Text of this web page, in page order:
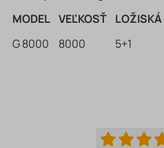
MODEL VEĽKOSŤ LOŽISKÁ
G 8000
8000 5+1